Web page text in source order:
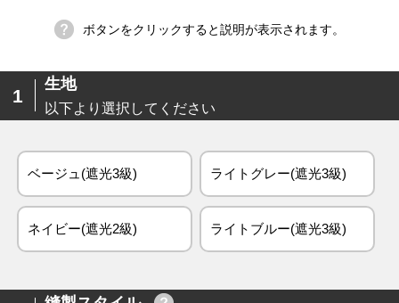
ボタンをクリックすると説明が表示されます。
1
生地
以下より選択してください
ベージュ(遮光3級) ライトグレー(遮光3級)
ネイビー(遮光2級) ライトブルー(遮光3級)